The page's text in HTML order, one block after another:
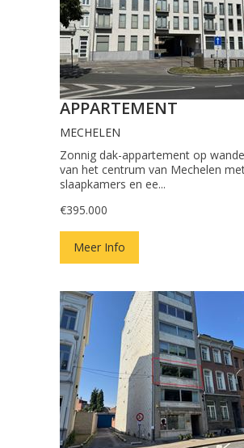
APPARTEMENT
MECHELEN
Zonnig dak-appartement op
van het centrum van Mechelen
slaapkamers en ee...
€395.000
Meer Info